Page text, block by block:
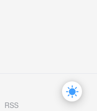
RSS